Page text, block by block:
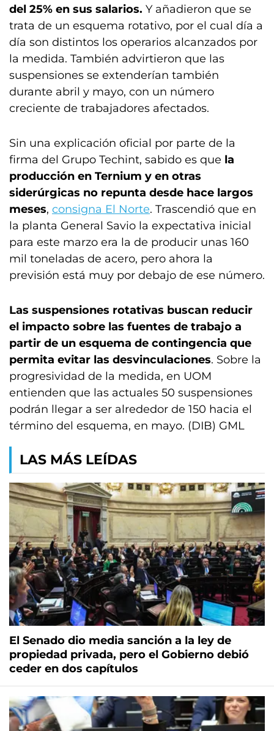
del 25% en sus salarios. Y añadieron que se
trata de un esquema rotativo, por el cual día a
día son distintos los operarios alcanzados por
la medida. También advirtieron que las
suspensiones se extenderían también
durante abril y mayo, con un número
creciente de trabajadores afectados.
Sin una explicación oficial por parte de la
firma del Grupo Techint, sabido es que la
producción en Ternium y en otras
siderúrgicas no repunta desde hace largos
meses, consigna El Norte. Trascendió que en
la planta General Savio la expectativa inicial
para este marzo era la de producir unas 160
mil toneladas de acero, pero ahora la
previsión está muy por debajo de ese número.
Las suspensiones rotativas buscan reducir
el impacto sobre las fuentes de trabajo a
partir de un esquema de contingencia que
permita evitar las desvinculaciones. Sobre la
progresividad de la medida, en UOM
entienden que las actuales 50 suspensiones
podrán llegar a ser alrededor de 150 hacia el
término del esquema, en mayo. (DIB) GML
LAS MÁS LEÍDAS
El Senado dio media sanción a la ley de
propiedad privada, pero el Gobierno debió
ceder en dos capítulos